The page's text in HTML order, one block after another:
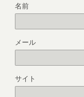
名前
メール
サイト